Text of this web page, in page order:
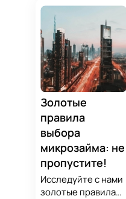
золотые
возможности.
Погрузитесь в мир
умного управления
долгами с нашим
практическим
руководством.
Золотые
правила
выбора
микрозайма: не
пропустите!
Исследуйте с нами
золотые правила